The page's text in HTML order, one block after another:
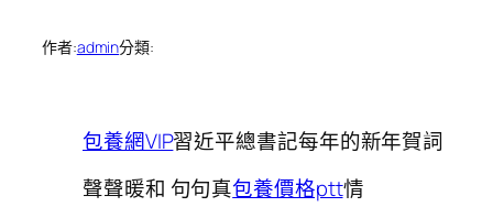
作者:admin分類:
包養網VIP習近平總書記每年的新年賀詞
聲聲暖和 句句真包養價格ptt情